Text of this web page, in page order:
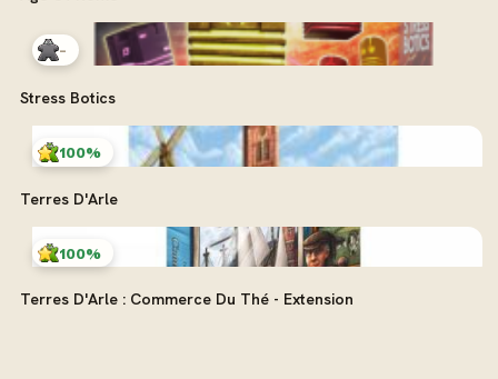
-
Stress Botics
100%
Terres D'Arle
100%
Terres D'Arle : Commerce Du Thé - Extension